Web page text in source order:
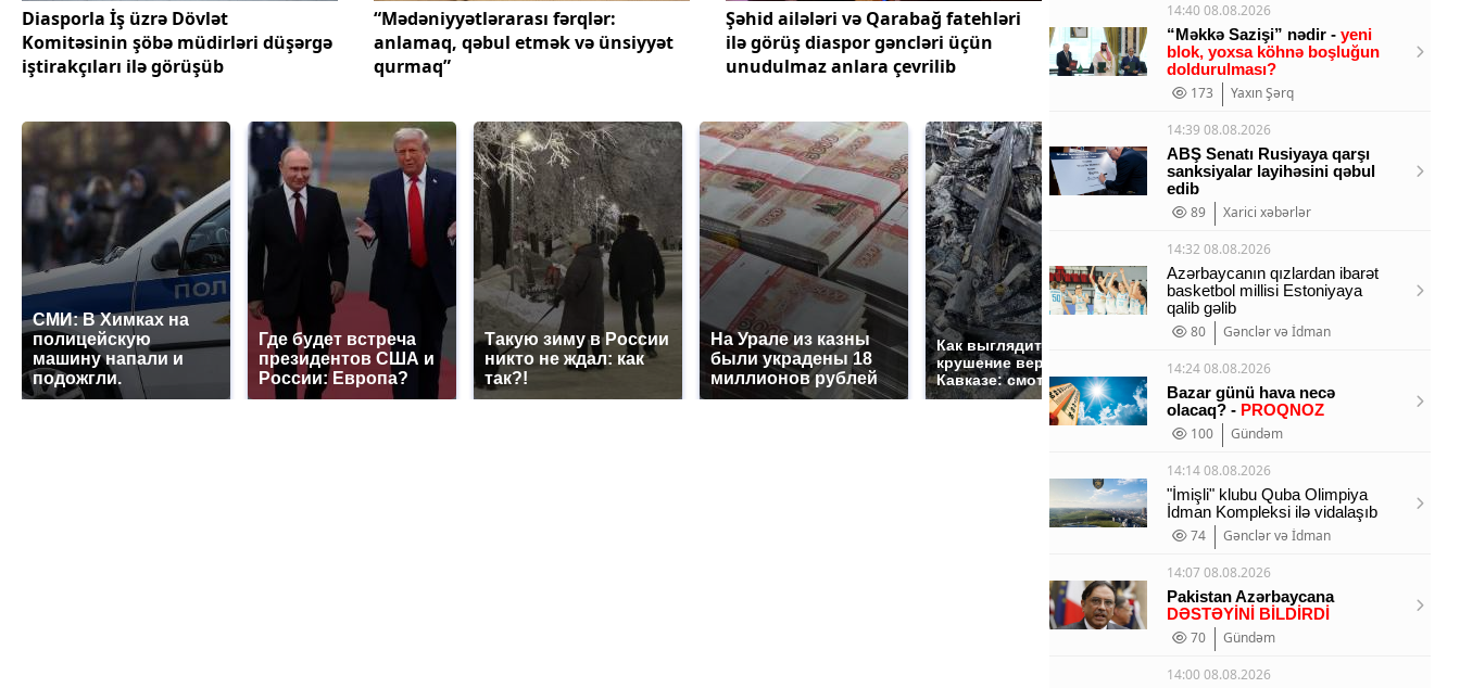
Diasporla İş üzrə Dövlət
Komitəsinin şöbə müdirləri düşərgə
iştirakçıları ilə görüşüb
“Mədəniyyətlərarası fərqlər:
anlamaq, qəbul etmək və ünsiyyət
qurmaq”
Şəhid ailələri və Qarabağ fatehləri
ilə görüş diaspor gəncləri üçün
unudulmaz anlara çevrilib
СМИ: В Химках на
полицейскую
машину напали и
подожгли.
Где будет встреча
президентов США и
России: Европа?
Такую зиму в России
никто не ждал: как
так?!
На Урале из казны
были украдены 18
миллионов рублей
Как выглядит место
крушение вертолета на
Кавказе: смотреть
Не ешьте эту
магазина: список
14:40 08.08.2026
“Məkkə Sazişi” nədir - yeni
blok, yoxsa köhnə boşluğun
doldurulması?
173
Yaxın Şərq
14:39 08.08.2026
ABŞ Senatı Rusiyaya qarşı
sanksiyalar layihəsini qəbul
edib
89
Xarici xəbərlər
14:32 08.08.2026
Azərbaycanın qızlardan ibarət
basketbol millisi Estoniyaya
qalib gəlib
80
Gənclər və İdman
14:24 08.08.2026
Bazar günü hava necə
olacaq? - PROQNOZ
100
Gündəm
14:14 08.08.2026
"İmişli" klubu Quba Olimpiya
İdman Kompleksi ilə vidalaşıb
74
Gənclər və İdman
14:07 08.08.2026
Pakistan Azərbaycana
DƏSTƏYİNİ BİLDİRDİ
70
Gündəm
14:00 08.08.2026